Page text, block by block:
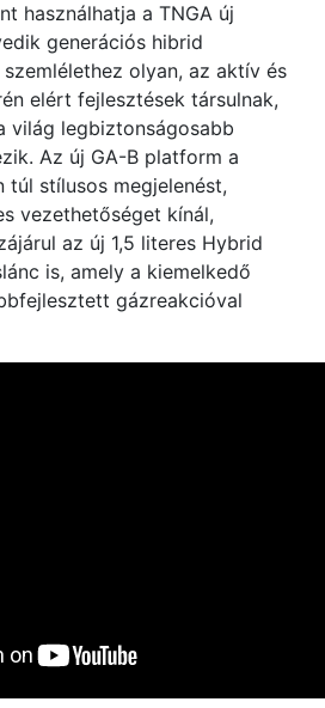
használhatja a TNGA új
generációs hibrid
olyan, az aktív és
elért fejlesztések társulnak,
világ legbiztonságosabb
Az új GA-B platform a
stílusos megjelenést,
vezethetőséget kínál,
az új 1,5 literes Hybrid
is, amely a kiemelkedő
gázreakcióval